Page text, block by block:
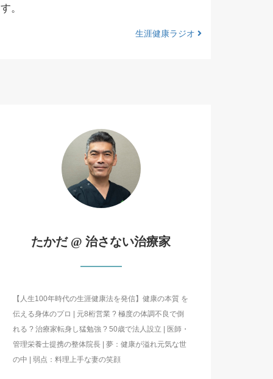
す。
生涯健康ラジオ
たかだ @ 治さない治療家
【人生100年時代の生涯健康法を発信】健康の本質 を
伝える身体のプロ | 元8桁営業 ? 極度の体調不良で倒
れる ? 治療家転身し猛勉強 ? 50歳で法人設立 | 医師・
管理栄養士提携の整体院長 | 夢：健康が溢れ元気な世
の中 | 弱点：料理上手な妻の笑顔